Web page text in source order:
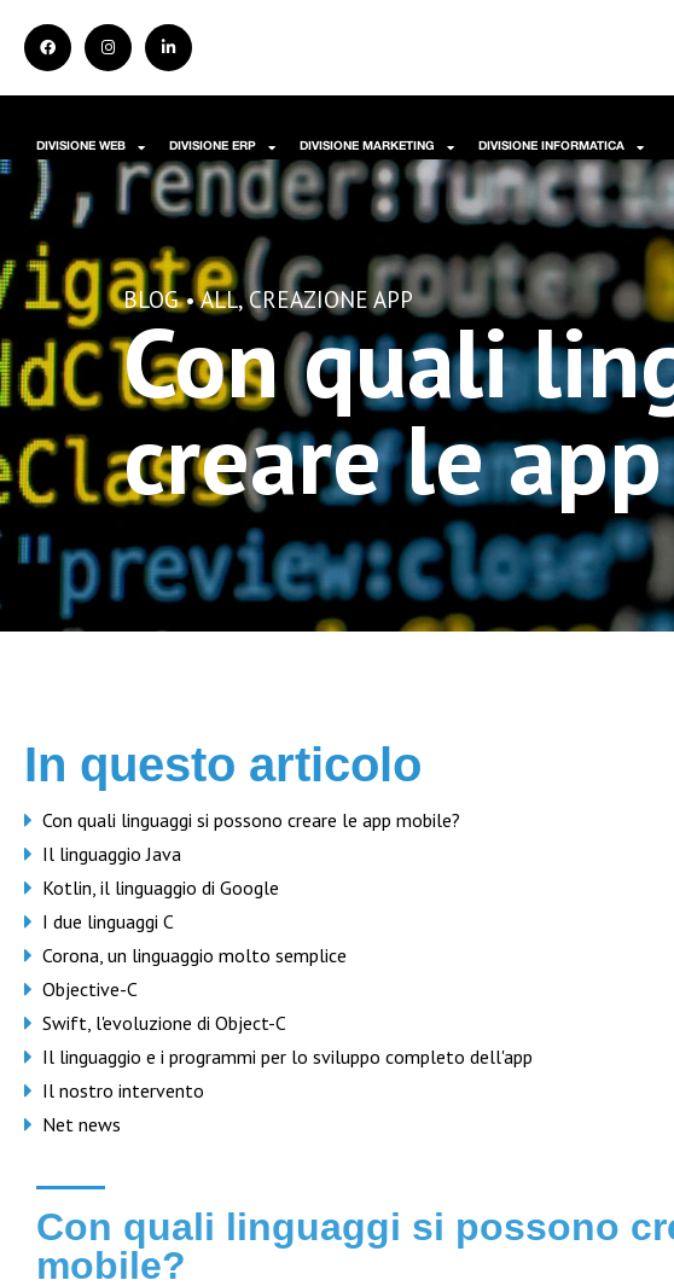
DIVISIONE WEB DIVISIONE ERP DIVISIONE MARKETING DIVISIONE INFORMATICA
BLOG •ALL,CREAZIONE APP
Con quali
creare le
In questo articolo
Con quali linguaggi si possono creare le app mobile?
Il linguaggio Java
Kotlin, il linguaggio di Google
I due linguaggi C
Corona, un linguaggio molto semplice
Objective-C
Swift, l'evoluzione di Object-C
Il linguaggio e i programmi per lo sviluppo completo dell'app
Il nostro intervento
Net news
Con quali linguaggi si possono
mobile?